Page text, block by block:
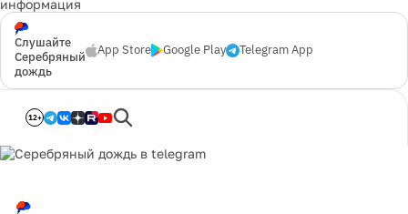
информация
Слушайте
Серебряный
дождь
App Store Google Play Telegram App
12+